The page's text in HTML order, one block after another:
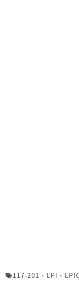
117-201 、 LPI 、